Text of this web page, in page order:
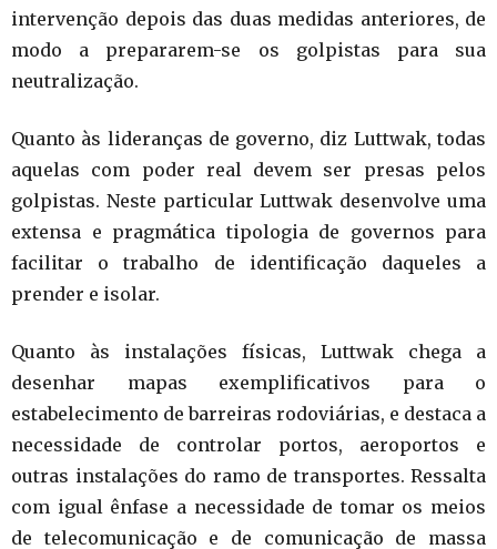
intervenção depois das duas medidas anteriores, de
modo a prepararem-se os golpistas para sua
neutralização.
Quanto às lideranças de governo, diz Luttwak, todas
aquelas com poder real devem ser presas pelos
golpistas. Neste particular Luttwak desenvolve uma
extensa e pragmática tipologia de governos para
facilitar o trabalho de identificação daqueles a
prender e isolar.
Quanto às instalações físicas, Luttwak chega a
desenhar mapas exemplificativos para o
estabelecimento de barreiras rodoviárias, e destaca a
necessidade de controlar portos, aeroportos e
outras instalações do ramo de transportes. Ressalta
com igual ênfase a necessidade de tomar os meios
de telecomunicação e de comunicação de massa